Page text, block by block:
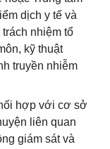
dịch y tế và
nhiệm tổ
kỹ thuật
truyền nhiễm
hợp với cơ sở
liên quan
giám sát và